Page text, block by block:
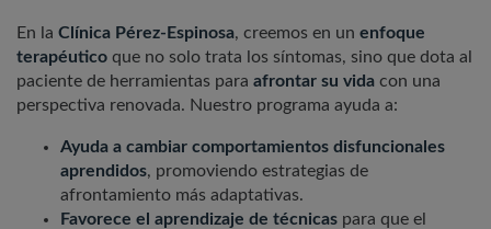
En la Clínica Pérez-Espinosa, creemos en un enfoque
terapéutico que no solo trata los síntomas, sino que dota al
paciente de herramientas para afrontar su vida con una
perspectiva renovada. Nuestro programa ayuda a:
Ayuda a cambiar comportamientos disfuncionales
aprendidos, promoviendo estrategias de
afrontamiento más adaptativas.
Favorece el aprendizaje de técnicas para que el